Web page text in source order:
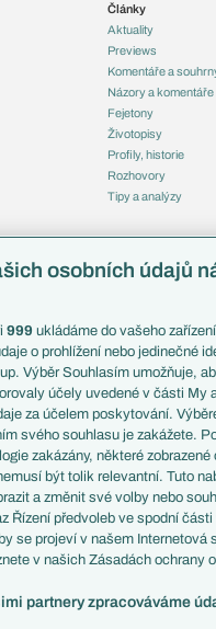
Články
Aktuality
Previews
Komentáře a
Názory a komentáře
Fejetony
Životopisy
Profily, historie
Rozhovory
Tipy a analýzy
Česko
Francie
Itálie
Německo
Španělsko
Argentina
Brazílie
Přestupy
Zápasy
Livescore
Tipovací soutěž
osobních údajů
999 ukládáme do vašeho
o prohlížení nebo jedinečné
Výběr Souhlasím umožňuje,
účely uvedené v části My
za účelem poskytování.
svého souhlasu je zakážete.
zakázány, některé zobrazené
být tolik relevantní. Tuto
a změnit své volby nebo
Řízení předvoleb ve spodní části
se projeví v našem Internetová
v našich Zásadách ochrany
partnery zpracováváme